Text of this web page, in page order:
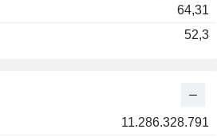
11.286.328.791
64,31
52,3